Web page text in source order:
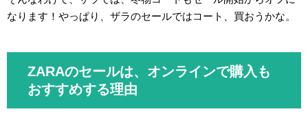
なります！やっぱり、ザラのセールではコート、買おうかな。
ZARAのセールは、オンラインで購入も
おすすめする理由